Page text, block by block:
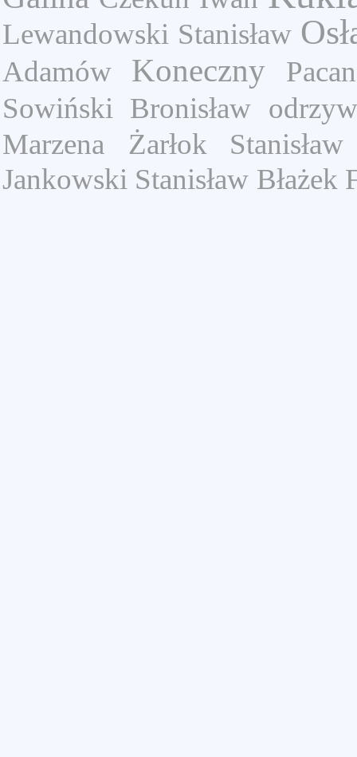
Lewandowski Stanisław
Adamów Koneczny
Sowiński Bronisław odrzyw
Marzena
Żarłok Stanisław
Jankowski Stanisław Błażek